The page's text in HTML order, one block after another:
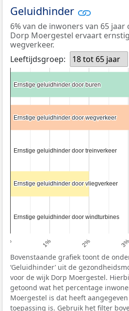
Geluidhinder
6% van de inwoners van 65
Dorp Moergestel ervaart
wegverkeer.
Leeftijdsgroep:
18 tot 65 jaar
0% 1% 2% 3%
Ernstige geluidhinder door buren
Ernstige geluidhinder door buren
Ernstige geluidhinder door wegverkeer
Ernstige geluidhinder door wegverkeer
Ernstige geluidhinder door treinverkeer
Ernstige geluidhinder door treinverkeer
Ernstige geluidhinder door vliegverkeer
Ernstige geluidhinder door vliegverkeer
Ernstige geluidhinder door windturbines
Ernstige geluidhinder door windturbines
Bovenstaande grafiek toont de
‘Geluidhinder’ uit de
voor de wijk Dorp Moergestel.
getoond wat het percentage
Moergestel is dat heeft
toepassing is. Gebruik het filter